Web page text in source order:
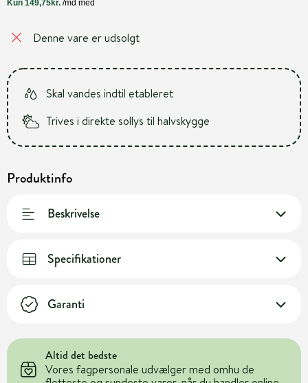
Denne vare er udsolgt
Skal vandes indtil etableret
Trives i direkte sollys til halvskygge
Produktinfo
Beskrivelse
Specifikationer
Garanti
Altid det bedste
Vores fagpersonale udvælger med omhu de